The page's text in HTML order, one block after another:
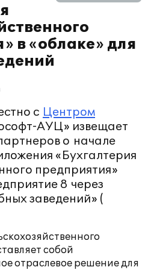
в «облаке» для
с Центром
АУЦ» извещает
о начале
«Бухгалтерия
предприятия»
8 через
заведений» (
собой
отраслевое решение для